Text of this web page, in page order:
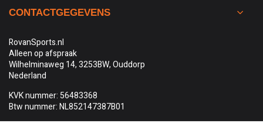
CONTACTGEGEVENS
RovanSports.nl
Alleen op afspraak
Wilhelminaweg 14, 3253BW, Ouddorp
Nederland
KVK nummer: 56483368
Btw nummer: NL852147387B01